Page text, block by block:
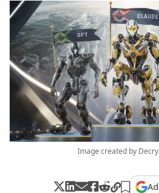
Image created by